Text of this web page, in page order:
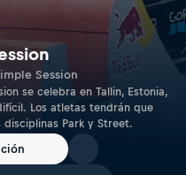
Session
se celebra en Tallin, Estonia,
Los atletas tendrán que
Park y Street.